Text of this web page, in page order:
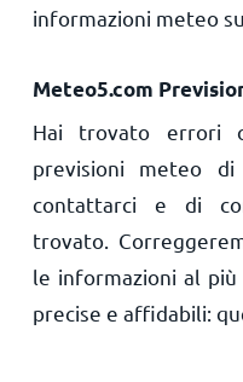
informazioni meteo
Meteo5.com
Hai trovato errori
previsioni meteo
contattarci e di
trovato.
le informazioni al
precise e affidabili: